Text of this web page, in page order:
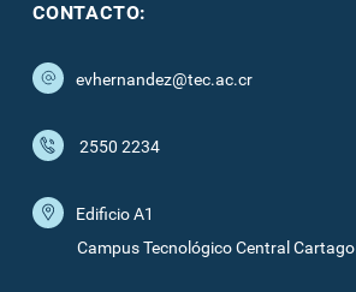
CONTACTO:
evhernandez@tec.ac.cr
2550 2234
Edificio A1
Campus Tecnológico Central Cartago